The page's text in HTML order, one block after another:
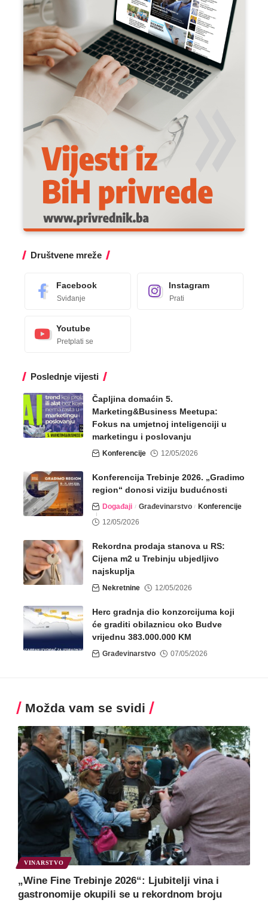
Društvene mreže
Facebook
Sviđanje
Instagram
Prati
Youtube
Pretplati se
Poslednje vijesti
Čapljina domaćin 5.
Marketing&Business Meetupa:
Fokus na umjetnoj inteligenciji u
marketingu i poslovanju
Konferencije 12/05/2026
Konferencija Trebinje 2026. „Gradimo
region“ donosi viziju budućnosti
Događaji Građevinarstvo
Konferencije
12/05/2026
Rekordna prodaja stanova u RS:
Cijena m2 u Trebinju ubjedljivo
najskuplja
Nekretnine 12/05/2026
Herc gradnja dio konzorcijuma koji
će graditi obilaznicu oko Budve
vrijednu 383.000.000 KM
Građevinarstvo 07/05/2026
Možda vam se svidi
VINARSTVO
„Wine Fine Trebinje 2026“: Ljubitelji vina i
gastronomije okupili se u rekordnom broju